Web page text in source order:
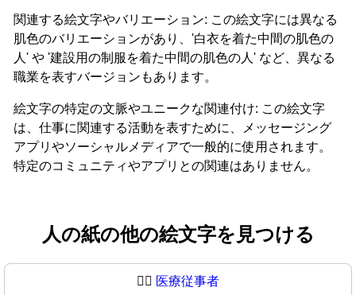
関連する絵文字やバリエーション: この絵文字には異なる
肌色のバリエーションがあり、'白衣を着た中間の肌色の
人' や '建設用の制服を着た中間の肌色の人' など、異なる
職業を表すバージョンもあります。
絵文字の特定の文脈やユニークな関連付け: この絵文字
は、仕事に関連する活動を表すために、メッセージング
アプリやソーシャルメディアで一般的に使用されます。
特定のコミュニティやアプリとの関連はありません。
人の紙の他の絵文字を見つける
🧑‍⚕️ 医療従事者